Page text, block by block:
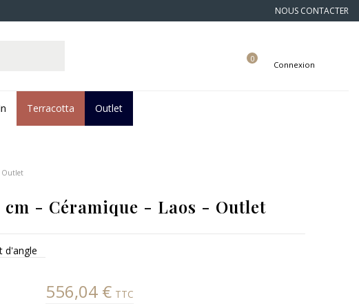
NOUS CONTACTER
0
Connexion
Terracotta Outlet
Outlet
cm - Céramique - Laos - Outlet
d'angle
556,04 € TTC